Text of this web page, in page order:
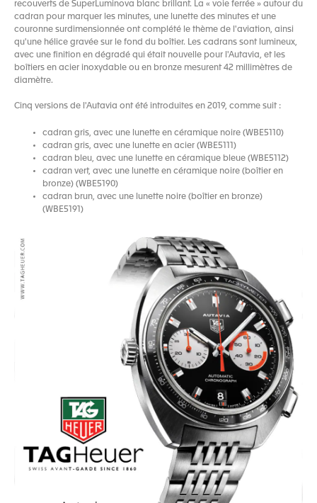
recouverts de SuperLuminova blanc brillant. La « voie ferrée » autour du
cadran pour marquer les minutes, une lunette des minutes et une
couronne surdimensionnée ont complété le thème de l'aviation, ainsi
qu'une hélice gravée sur le fond du boîtier. Les cadrans sont lumineux,
avec une finition en dégradé qui était nouvelle pour l'Autavia, et les
boîtiers en acier inoxydable ou en bronze mesurent 42 millimètres de
diamètre.
Cinq versions de l'Autavia ont été introduites en 2019, comme suit :
cadran gris, avec une lunette en céramique noire (WBE5110)
cadran gris, avec une lunette en acier (WBE5111)
cadran bleu, avec une lunette en céramique bleue (WBE5112)
cadran vert, avec une lunette en céramique noire (boîtier en
bronze) (WBE5190)
cadran brun, avec une lunette noire (boîtier en bronze)
(WBE5191)